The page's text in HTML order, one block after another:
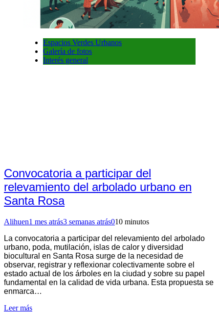
Espacios Verdes Urbanos
Galería de fotos
Interés general
Convocatoria a participar del
relevamiento del arbolado urbano en
Santa Rosa
Alihuen1 mes atrás3 semanas atrás010 minutos
La convocatoria a participar del relevamiento del arbolado
urbano, poda, mutilación, islas de calor y diversidad
biocultural en Santa Rosa surge de la necesidad de
observar, registrar y reflexionar colectivamente sobre el
estado actual de los árboles en la ciudad y sobre su papel
fundamental en la calidad de vida urbana. Esta propuesta se
enmarca…
Leer más